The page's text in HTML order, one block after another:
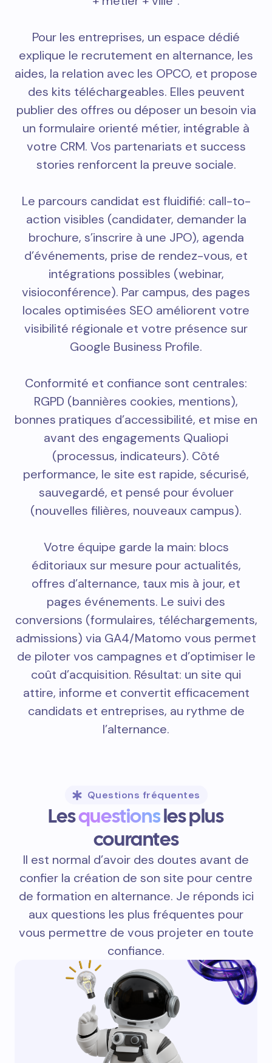
Pour les entreprises, un espace dédié
explique le recrutement en alternance, les
aides, la relation avec les OPCO, et propose
des kits téléchargeables. Elles peuvent
publier des offres ou déposer un besoin via
un formulaire orienté métier, intégrable à
votre CRM. Vos partenariats et success
stories renforcent la preuve sociale.
Le parcours candidat est fluidifié: call-to-
action visibles (candidater, demander la
brochure, s’inscrire à une JPO), agenda
d’événements, prise de rendez-vous, et
intégrations possibles (webinar,
visioconférence). Par campus, des pages
locales optimisées SEO améliorent votre
visibilité régionale et votre présence sur
Google Business Profile.
Conformité et confiance sont centrales:
RGPD (bannières cookies, mentions),
bonnes pratiques d’accessibilité, et mise en
avant des engagements Qualiopi
(processus, indicateurs). Côté
performance, le site est rapide, sécurisé,
sauvegardé, et pensé pour évoluer
(nouvelles filières, nouveaux campus).
Votre équipe garde la main: blocs
éditoriaux sur mesure pour actualités,
offres d’alternance, taux mis à jour, et
pages événements. Le suivi des
conversions (formulaires, téléchargements,
admissions) via GA4/Matomo vous permet
de piloter vos campagnes et d’optimiser le
coût d’acquisition. Résultat: un site qui
attire, informe et convertit efficacement
candidats et entreprises, au rythme de
l’alternance.
Questions fréquentes
Lesquestionsles plus
courantes
Il est normal d’avoir des doutes avant de
confier la création de son site pour centre
de formation en alternance. Je réponds ici
aux questions les plus fréquentes pour
vous permettre de vous projeter en toute
confiance.